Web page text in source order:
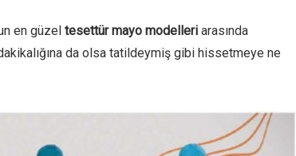
en güzel tesettür mayo modelleri arasında
da olsa tatildeymiş gibi hissetmeye ne